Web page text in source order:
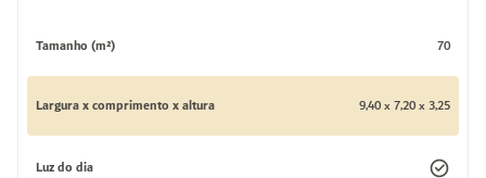
Tamanho (m²) 70
Largura x comprimento x altura 9,40 x 7,20 x 3,25
Luz do dia